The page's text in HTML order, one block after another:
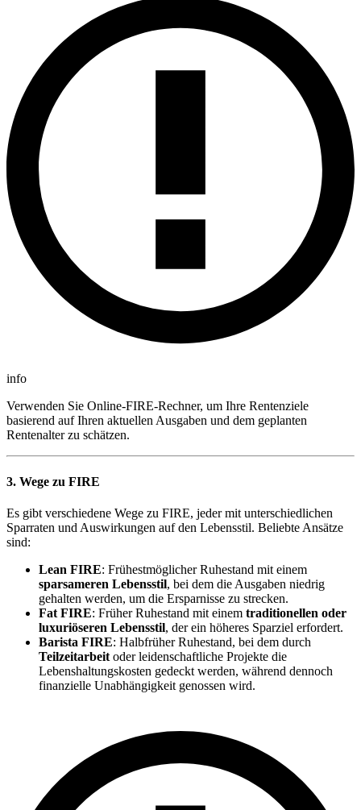
info
Verwenden Sie Online-FIRE-Rechner, um Ihre Rentenziele
basierend auf Ihren aktuellen Ausgaben und dem geplanten
Rentenalter zu schätzen.
3. Wege zu FIRE
Es gibt verschiedene Wege zu FIRE, jeder mit unterschiedlichen
Sparraten und Auswirkungen auf den Lebensstil. Beliebte Ansätze
sind:
Lean FIRE: Frühestmöglicher Ruhestand mit einem
sparsameren Lebensstil, bei dem die Ausgaben niedrig
gehalten werden, um die Ersparnisse zu strecken.
Fat FIRE: Früher Ruhestand mit einem traditionellen oder
luxuriöseren Lebensstil, der ein höheres Sparziel erfordert.
Barista FIRE: Halbfrüher Ruhestand, bei dem durch
Teilzeitarbeit oder leidenschaftliche Projekte die
Lebenshaltungskosten gedeckt werden, während dennoch
finanzielle Unabhängigkeit genossen wird.